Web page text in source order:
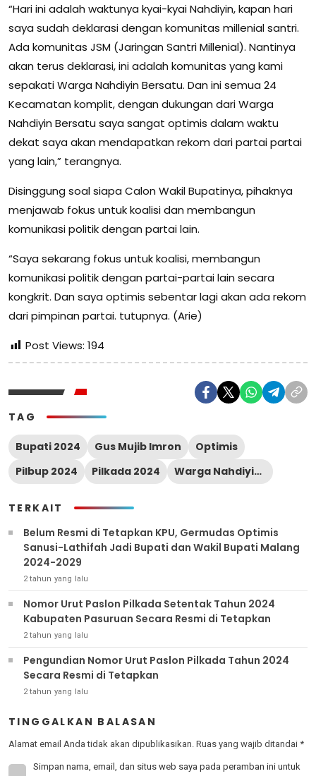
“Hari ini adalah waktunya kyai-kyai Nahdiyin, kapan hari
saya sudah deklarasi dengan komunitas millenial santri.
Ada komunitas JSM (Jaringan Santri Millenial). Nantinya
akan terus deklarasi, ini adalah komunitas yang kami
sepakati Warga Nahdiyin Bersatu. Dan ini semua 24
Kecamatan komplit, dengan dukungan dari Warga
Nahdiyin Bersatu saya sangat optimis dalam waktu
dekat saya akan mendapatkan rekom dari partai partai
yang lain,” terangnya.
Disinggung soal siapa Calon Wakil Bupatinya, pihaknya
menjawab fokus untuk koalisi dan membangun
komunikasi politik dengan partai lain.
“Saya sekarang fokus untuk koalisi, membangun
komunikasi politik dengan partai-partai lain secara
kongkrit. Dan saya optimis sebentar lagi akan ada rekom
dari pimpinan partai. tutupnya. (Arie)
Post Views: 194
TAG
Bupati 2024 Gus Mujib Imron
Optimis
Pilbup 2024
Pilkada 2024 Warga Nahdiyin Berstu (WNB)
TERKAIT
Belum Resmi di Tetapkan KPU, Germudas Optimis
Sanusi-Lathifah Jadi Bupati dan Wakil Bupati Malang
2024-2029
2 tahun yang lalu
Nomor Urut Paslon Pilkada Setentak Tahun 2024
Kabupaten Pasuruan Secara Resmi di Tetapkan
2 tahun yang lalu
Pengundian Nomor Urut Paslon Pilkada Tahun 2024
Secara Resmi di Tetapkan
2 tahun yang lalu
TINGGALKAN BALASAN
Alamat email Anda tidak akan dipublikasikan. Ruas yang wajib ditandai *
Simpan nama, email, dan situs web saya pada peramban ini untuk